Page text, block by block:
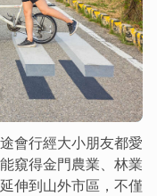
會行經大小朋友都愛
窺得金門農業、林業
伸到山外市區，不僅